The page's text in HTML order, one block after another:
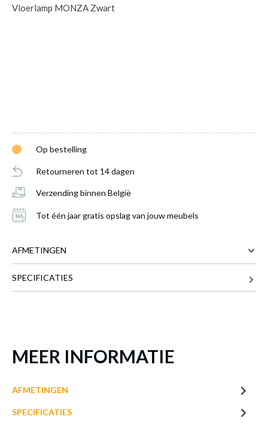
Vloerlamp MONZA Zwart
Op bestelling
Retourneren tot 14 dagen
Verzending binnen België
Tot één jaar gratis opslag van jouw meubels
AFMETINGEN
SPECIFICATIES
MEER INFORMATIE
AFMETINGEN
SPECIFICATIES
Vloerlamp MONZA Zwart met
geïntegreerde LED is toegevoegd aan je
winkelmandje
GEÏNTEGREERDE LED
€ 134,20